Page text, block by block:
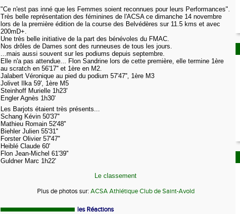
"Ce n'est pas inné que les Femmes soient reconnues pour leurs Performances".
Très belle représentation des féminines de l'ACSA ce dimanche 14 novembre
lors de la première édition de la course des Belvédères sur 11.5 kms et avec
200mD+.
Une très belle initiative de la part des bénévoles du FMAC.
Nos drôles de Dames sont des runneuses de tous les jours.
...mais aussi souvent sur les podiums depuis septembre.
Elle n'a pas attendue... Flon Sandrine lors de cette première, elle termine 1ère
au scratch en 56'17'' et 1ère en M2.
Jalabert Véronique au pied du podium 57'47'', 1ère M3
Jolivet Ilka 59', 1ère M5
Steinhoff Murielle 1h23'
Engler Agnès 1h30'
Les Barjots étaient très présents...
Schang Kévin 50'37''
Mathieu Romain 52'48''
Biehler Julien 55'31''
Forster Olivier 57'47''
Heiblé Claude 60'
Flon Jean-Michel 61'39''
Guldner Marc 1h22'
Le classement
Plus de photos sur: ACSA Athlétique Club de Saint-Avold
les Réactions